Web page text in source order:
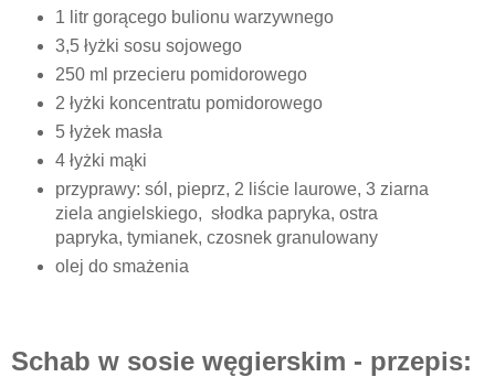
1 litr gorącego bulionu warzywnego
3,5 łyżki sosu sojowego
250 ml przecieru pomidorowego
2 łyżki koncentratu pomidorowego
5 łyżek masła
4 łyżki mąki
przyprawy: sól, pieprz, 2 liście laurowe, 3 ziarna
ziela angielskiego, słodka papryka, ostra
papryka, tymianek, czosnek granulowany
olej do smażenia
Schab w sosie węgierskim - przepis: